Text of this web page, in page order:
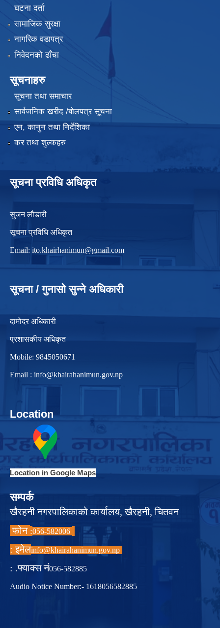
घटना दर्ता
सामाजिक सुरक्षा
नागरिक वडापत्र
निवेदनको ढाँचा
सूचनाहरु
सूचना तथा समाचार
सार्वजनिक खरीद /बोलपत्र सूचना
एन, कानुन तथा निर्देशिका
कर तथा शुल्कहरु
सूचना प्रविधि अधिकृत
सुजन लौडारी
सूचना प्रविधि अधिकृत
Email: ito.khairhanimun@gmail.com
सूचना / गुनासो सुन्ने अधिकारी
दामोदर अधिकारी
प्रशासकीय अधिकृत
Mobile: 9845050671
Email : info@khairahanimun.gov.np
Location
Location in Google Maps
सम्पर्क
खैरहनी नगरपालिकाको कार्यालय, खैरहनी, चितवन
फोन :
इमेल :info@khairahanimun.gov.np
फ्याक्स नं. :056-582885